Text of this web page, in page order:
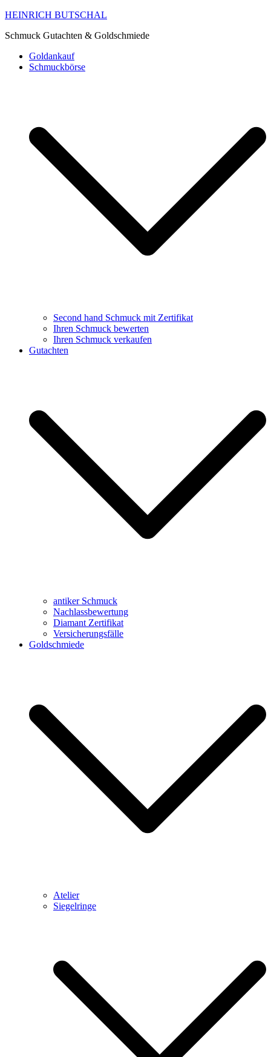
HEINRICH BUTSCHAL
Schmuck Gutachten & Goldschmiede
Goldankauf
Schmuckbörse
Second hand Schmuck mit Zertifikat
Ihren Schmuck bewerten
Ihren Schmuck verkaufen
Gutachten
antiker Schmuck
Nachlassbewertung
Diamant Zertifikat
Versicherungsfälle
Goldschmiede
Atelier
Siegelringe